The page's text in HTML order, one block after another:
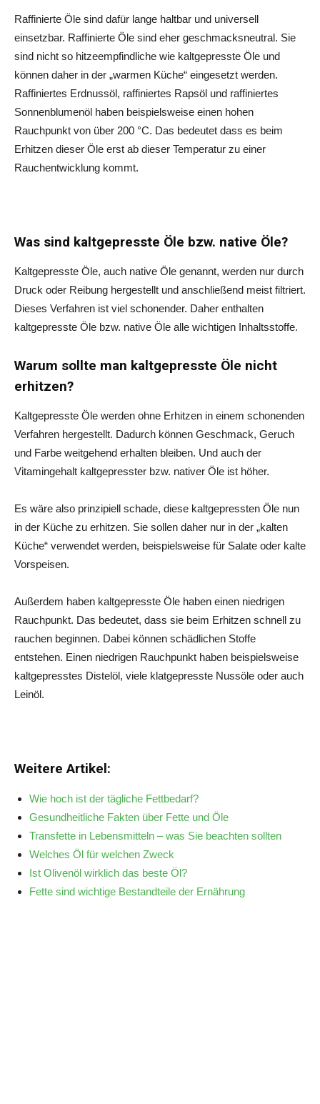
Raffinierte Öle sind dafür lange haltbar und universell
einsetzbar. Raffinierte Öle sind eher geschmacksneutral. Sie
sind nicht so hitzeempfindliche wie kaltgepresste Öle und
können daher in der „warmen Küche“ eingesetzt werden.
Raffiniertes Erdnussöl, raffiniertes Rapsöl und raffiniertes
Sonnenblumenöl haben beispielsweise einen hohen
Rauchpunkt von über 200 °C. Das bedeutet dass es beim
Erhitzen dieser Öle erst ab dieser Temperatur zu einer
Rauchentwicklung kommt.
Was sind kaltgepresste Öle bzw. native Öle?
Kaltgepresste Öle, auch native Öle genannt, werden nur durch
Druck oder Reibung hergestellt und anschließend meist filtriert.
Dieses Verfahren ist viel schonender. Daher enthalten
kaltgepresste Öle bzw. native Öle alle wichtigen Inhaltsstoffe.
Warum sollte man kaltgepresste Öle nicht
erhitzen?
Kaltgepresste Öle werden ohne Erhitzen in einem schonenden
Verfahren hergestellt. Dadurch können Geschmack, Geruch
und Farbe weitgehend erhalten bleiben. Und auch der
Vitamingehalt kaltgepresster bzw. nativer Öle ist höher.
Es wäre also prinzipiell schade, diese kaltgepressten Öle nun
in der Küche zu erhitzen. Sie sollen daher nur in der „kalten
Küche“ verwendet werden, beispielsweise für Salate oder kalte
Vorspeisen.
Außerdem haben kaltgepresste Öle haben einen niedrigen
Rauchpunkt. Das bedeutet, dass sie beim Erhitzen schnell zu
rauchen beginnen. Dabei können schädlichen Stoffe
entstehen. Einen niedrigen Rauchpunkt haben beispielsweise
kaltgepresstes Distelöl, viele klatgepresste Nussöle oder auch
Leinöl.
Weitere Artikel:
Wie hoch ist der tägliche Fettbedarf?
Gesundheitliche Fakten über Fette und Öle
Transfette in Lebensmitteln – was Sie beachten sollten
Welches Öl für welchen Zweck
Ist Olivenöl wirklich das beste Öl?
Fette sind wichtige Bestandteile der Ernährung